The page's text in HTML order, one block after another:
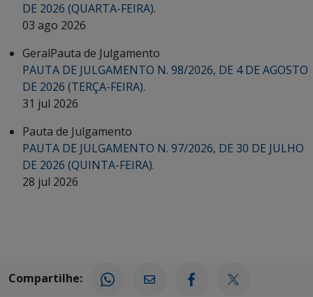
DE 2026 (QUARTA-FEIRA).
03 ago 2026
GeralPauta de Julgamento
PAUTA DE JULGAMENTO N. 98/2026, DE 4 DE AGOSTO
DE 2026 (TERÇA-FEIRA).
31 jul 2026
Pauta de Julgamento
PAUTA DE JULGAMENTO N. 97/2026, DE 30 DE JULHO
DE 2026 (QUINTA-FEIRA).
28 jul 2026
Compartilhe: